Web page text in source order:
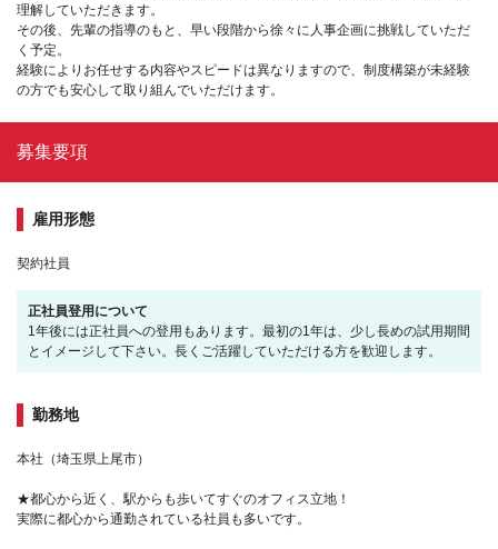
理解していただきます。
その後、先輩の指導のもと、早い段階から徐々に人事企画に挑戦していただ
く予定。
経験によりお任せする内容やスピードは異なりますので、制度構築が未経験
の方でも安心して取り組んでいただけます。
募集要項
雇用形態
契約社員
正社員登用について
1年後には正社員への登用もあります。最初の1年は、少し長めの試用期間
とイメージして下さい。長くご活躍していただける方を歓迎します。
勤務地
本社（埼玉県上尾市）
★都心から近く、駅からも歩いてすぐのオフィス立地！
実際に都心から通勤されている社員も多いです。